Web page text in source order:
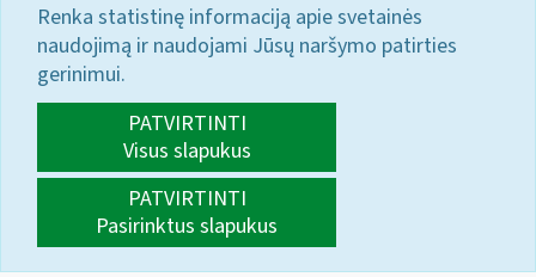
Renka statistinę informaciją apie svetainės
naudojimą ir naudojami Jūsų naršymo patirties
gerinimui.
PATVIRTINTI
Visus slapukus
PATVIRTINTI
Pasirinktus slapukus